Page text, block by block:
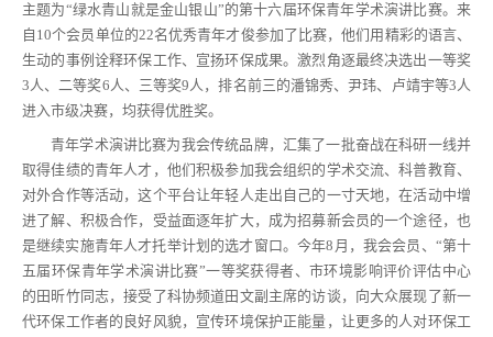
主题为“绿水青山就是金山银山”的第十六届环保青年学术演讲比赛。来
自10个会员单位的22名优秀青年才俊参加了比赛，他们用精彩的语言、
生动的事例诠释环保工作、宣扬环保成果。激烈角逐最终决选出一等奖
3人、二等奖6人、三等奖9人，排名前三的潘锦秀、尹玮、卢靖宇等3人
进入市级决赛，均获得优胜奖。
青年学术演讲比赛为我会传统品牌，汇集了一批奋战在科研一线并
取得佳绩的青年人才，他们积极参加我会组织的学术交流、科普教育、
对外合作等活动，这个平台让年轻人走出自己的一寸天地，在活动中增
进了解、积极合作，受益面逐年扩大，成为招募新会员的一个途径，也
是继续实施青年人才托举计划的选才窗口。今年8月，我会会员、“第十
五届环保青年学术演讲比赛”一等奖获得者、市环境影响评价评估中心
的田昕竹同志，接受了科协频道田文副主席的访谈，向大众展现了新一
代环保工作者的良好风貌，宣传环境保护正能量，让更多的人对环保工